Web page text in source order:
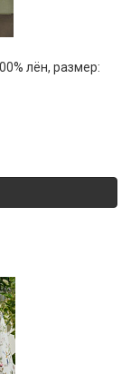
лён, размер: